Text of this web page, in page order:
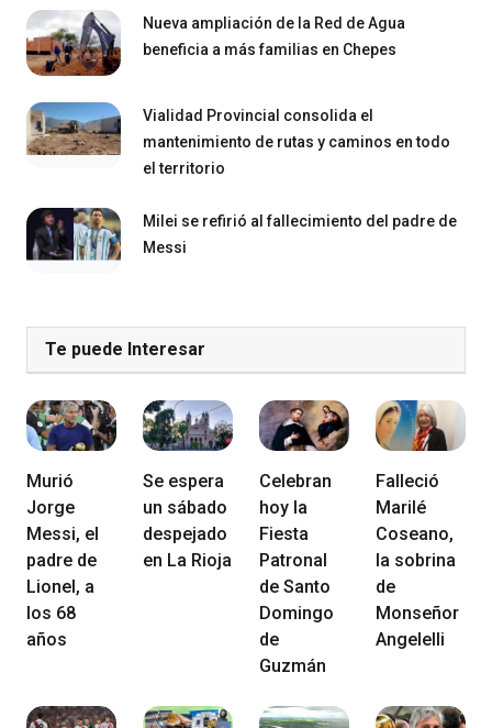
Nueva ampliación de la Red de Agua
beneficia a más familias en Chepes
Vialidad Provincial consolida el
mantenimiento de rutas y caminos en todo
el territorio
Milei se refirió al fallecimiento del padre de
Messi
Te puede Interesar
Murió
Jorge
Messi, el
padre de
Lionel, a
los 68
años
Se espera
un sábado
despejado
en La Rioja
Celebran
hoy la
Fiesta
Patronal
de Santo
Domingo
de
Guzmán
Falleció
Marilé
Coseano,
la sobrina
de
Monseñor
Angelelli